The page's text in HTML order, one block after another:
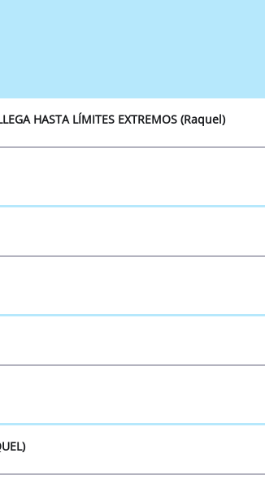
HASTA LÍMITES EXTREMOS (Raquel)